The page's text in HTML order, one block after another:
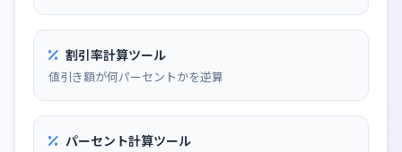
割引率計算ツール
値引き額が何パーセントかを逆算
パーセント計算ツール